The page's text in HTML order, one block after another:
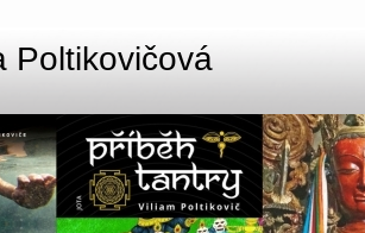
Poltikovičová